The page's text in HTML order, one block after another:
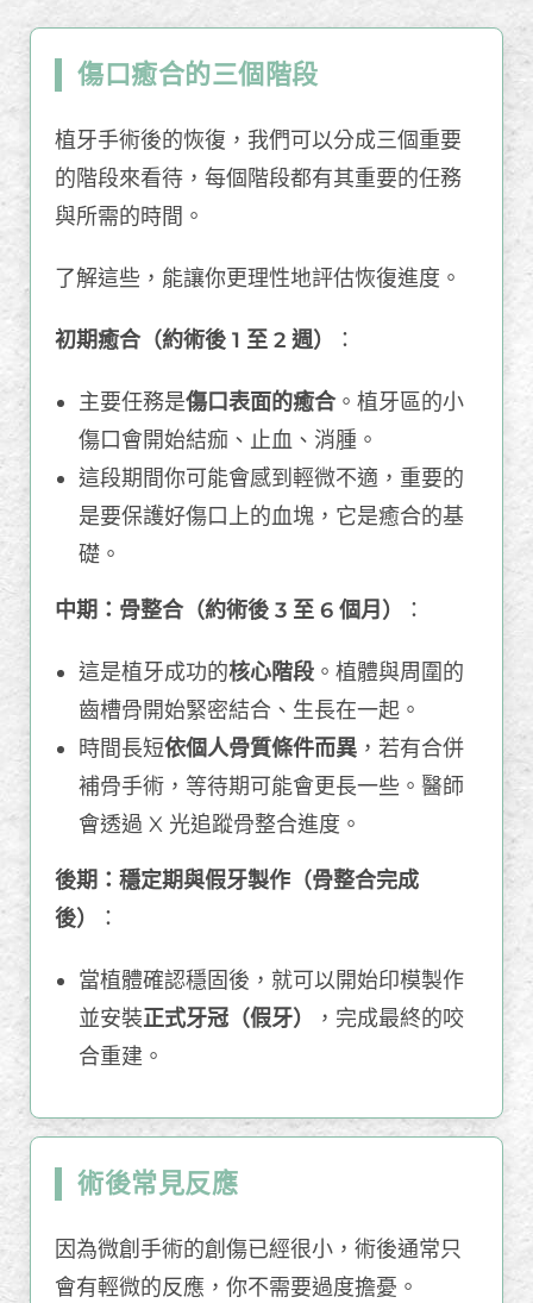
傷口癒合的三個階段
植牙手術後的恢復，我們可以分成三個重要
的階段來看待，每個階段都有其重要的任務
與所需的時間。
了解這些，能讓你更理性地評估恢復進度。
初期癒合（約術後 1 至 2 週） ：
主要任務是傷口表面的癒合。植牙區的小
傷口會開始結痂、止血、消腫。
這段期間你可能會感到輕微不適，重要的
是要保護好傷口上的血塊，它是癒合的基
礎。
中期：骨整合（約術後 3 至 6 個月） ：
這是植牙成功的核心階段 。植體與周圍的
齒槽骨開始緊密結合、生長在一起。
時間長短依個人骨質條件而異 ，若有合併
補骨手術，等待期可能會更長一些。醫師
會透過 X 光追蹤骨整合進度。
後期：穩定期與假牙製作（骨整合完成
後）
：
當植體確認穩固後，就可以開始印模製作
並安裝正式牙冠（假牙）
，完成最終的咬
合重建。
術後常見反應
因為微創手術的創傷已經很小，術後通常只
會有輕微的反應，你不需要過度擔憂。